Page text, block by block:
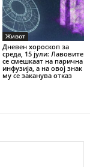
Живот
Дневен хороскоп за
среда, 15 јули: Лавовите
се смешкаат на парична
инфузија, а на овој знак
му се заканува отказ